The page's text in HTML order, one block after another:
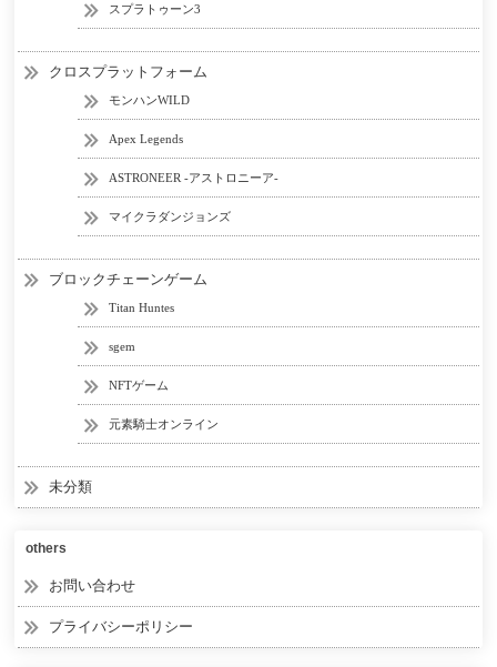
スプラトゥーン3
クロスプラットフォーム
モンハンWILD
Apex Legends
ASTRONEER -アストロニーア-
マイクラダンジョンズ
ブロックチェーンゲーム
Titan Huntes
sgem
NFTゲーム
元素騎士オンライン
未分類
others
お問い合わせ
プライバシーポリシー